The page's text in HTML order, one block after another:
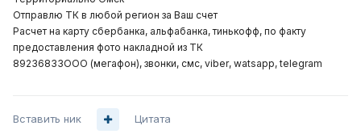
Отправлю ТК в любой регион за Ваш счет
Расчет на карту сбербанка, альфабанка, тинькофф, по факту
предоставления фото накладной из ТК
892З68ЗЗOOO (мегафон), звонки, смс, viber, watsapp,telegram
Вставить ник Цитата